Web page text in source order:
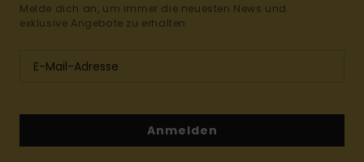
Melde dich an, um immer die neuesten News und
exklusive Angebote zu erhalten.
Anmelden